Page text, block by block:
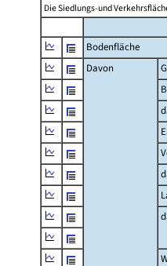
Die Siedlungs-und
Bodenfläche
Davon